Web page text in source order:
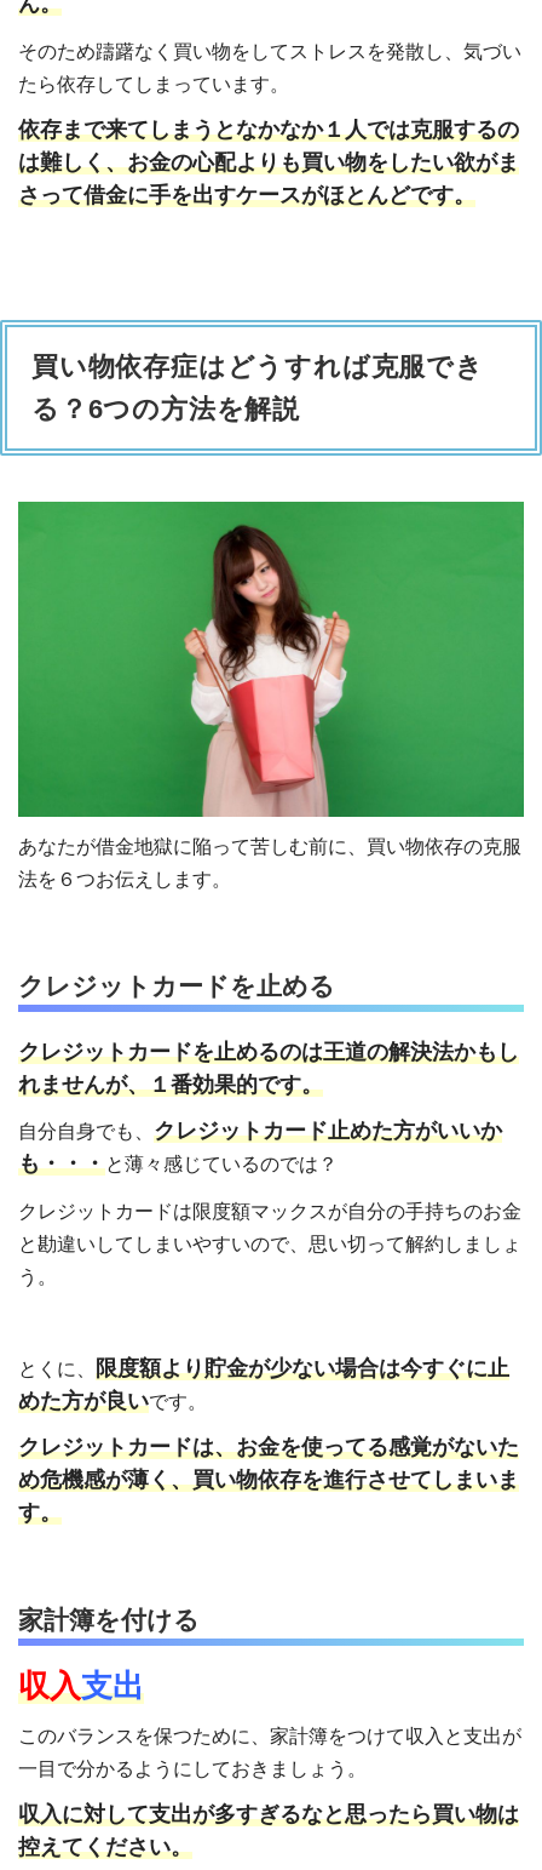
そのため躊躇なく買い物をしてストレスを発散し、気づい
たら依存してしまっています。
依存まで来てしまうとなかなか１人では克服するの
は難しく、お金の心配よりも買い物をしたい欲がま
さって借金に手を出すケースがほとんどです。
買い物依存症はどうすれば克服でき
る？6つの方法を解説
あなたが借金地獄に陥って苦しむ前に、買い物依存の克服
法を６つお伝えします。
クレジットカードを止める
クレジットカードを止めるのは王道の解決法かもし
れませんが、１番効果的です。
自分自身でも、 クレジットカード止めた方がいいか
も・・・と薄々感じているのでは？
クレジットカードは限度額マックスが自分の手持ちのお金
と勘違いしてしまいやすいので、思い切って解約しましょ
う。
とくに、 限度額より貯金が少ない場合は今すぐに止
めた方が良いです。
クレジットカードは、お金を使ってる感覚がないた
め危機感が薄く、買い物依存を進行させてしまいま
す。
家計簿を付ける
収入支出
このバランスを保つために、家計簿をつけて収入と支出が
一目で分かるようにしておきましょう。
収入に対して支出が多すぎるなと思ったら買い物は
控えてください。